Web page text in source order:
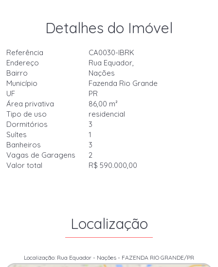
Detalhes do Imóvel
Referência
CA0030-IBRK
Endereço
Rua Equador,
Bairro
Nações
Município
Fazenda Rio Grande
UF
PR
Área privativa
86,00 m²
Tipo de uso
residencial
Dormitórios
3
Suítes
1
Banheiros
3
Vagas de Garagens
2
Valor total
R$ 590.000,00
Localização
Localização: Rua Equador - Nações - FAZENDA RIO GRANDE/PR